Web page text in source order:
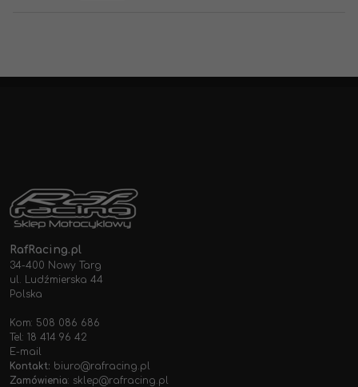
RafRacing.pl
34-400 Nowy Targ
ul. Ludźmierska 44
Polska
Kom: 508 086 686
Tel: 18 414 96 42
E-mail
Kontakt: biuro@rafracing.pl
Zamówienia: sklep@rafracing.pl